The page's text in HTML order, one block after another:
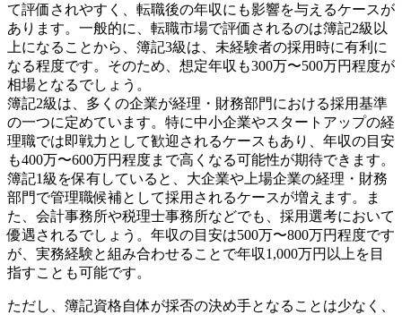
て評価されやすく、転職後の年収にも影響を与えるケースが
あります。一般的に、転職市場で評価されるのは簿記2級以
上になることから、簿記3級は、未経験者の採用時に有利に
なる程度です。そのため、想定年収も300万〜500万円程度が
相場となるでしょう。
簿記2級は、多くの企業が経理・財務部門における採用基準
の一つに定めています。特に中小企業やスタートアップの経
理職では即戦力として歓迎されるケースもあり、年収の目安
も400万〜600万円程度まで高くなる可能性が期待できます。
簿記1級を保有していると、大企業や上場企業の経理・財務
部門で管理職候補として採用されるケースが増えます。ま
た、会計事務所や税理士事務所などでも、採用選考において
優遇されるでしょう。年収の目安は500万〜800万円程度です
が、実務経験と組み合わせることで年収1,000万円以上を目
指すことも可能です。
ただし、簿記資格自体が採否の決め手となることは少なく、